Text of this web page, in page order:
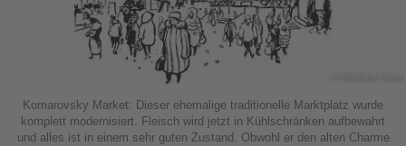
Komarovsky Market: Dieser ehemalige traditionelle Marktplatz wurde
komplett modernisiert. Fleisch wird jetzt in Kühlschränken aufbewahrt
und alles ist in einem sehr guten Zustand. Obwohl er den alten Charme